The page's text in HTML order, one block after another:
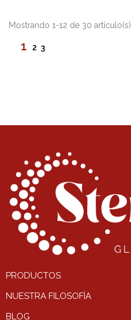
Mostrando 1-12 de 30 artículo(s)
1 2 3
PRODUCTOS
NUESTRA FILOSOFÍA
BLOG